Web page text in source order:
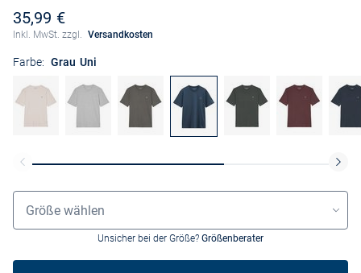
35,99 €
Inkl. MwSt. zzgl. Versandkosten
Farbe: Grau Uni
Größenauswahl
Größe wählen
Unsicher bei der Größe? Größenberater